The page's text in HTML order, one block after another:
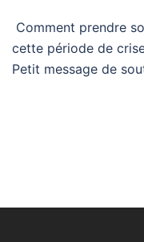
Comment prendre
cette période de
Petit message de